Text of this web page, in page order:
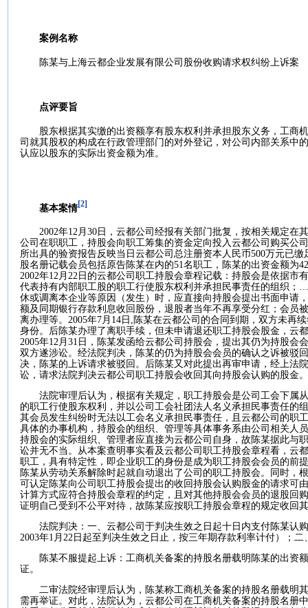
案例名称
陈某与上海云都企业发展有限公司股份收购请求权纠纷上诉案
点评要旨
股东根据其实缴的出资额享有股东权利并承担股东义务，工商
司就其股权的构成在行政管理部门的对外登记，对公司内部关系中
认应以股东的实际出资金额为准。
基本案情[2]
2002年12月 30 日 ，云都公司经报有关部门批复，按相关规定在
公司在职职工，持股会向职工筹集的资金定向投入云都公司购买公
所出具的验资报告反映当日云都公司总注册资本人民币500万元已缴
股名册记载会员包括原告陈某在内的51名职工，陈某的出资金额为
2002年12月 22 日 的云都公司职工持股会章程记载：持股会是依据市
代表持有内部职工股的职工行使股东权利并承担民事责任的组织
休或调离本企业等原因（发生）时，应直接向持股会提出书面申请
额及同期银行存款利息收回股份，退股者当年不再享受分红；会员
离办理等。 2005年7月 14 日 , 陈某在云都公司的合同到期，双方未再
身份。后陈某办理了离职手续，但未申请退还职工持股会股金，云
2005年12月 31 日 ，陈某发函给云都公司持股会，提出其仍为持股会
双方遂涉讼。经法院判决，陈某的仍为持股会会员的确认之诉被驳
决，陈某的上诉请求被驳回。后陈某又对此提出再审申请，经上法
讼，请求法院判决云都公司职工持股会收回其向持股会认购的股金。
法院审理后认为，根据有关规定，职工持股会是公司工会下属
的职工行使股东权利，并以公司工会社团法人名义承担民事责任的
其会员发生纠纷时无法以工会名义承担民事责任，且云都公司的职
具体的办事机构，持股会的组织、管理等具体事务系由公司相关人
持股会的实际组织、管理者应直接为云都公司自身，故陈某据此与
讼并无不当。从本案查明事实看及云都公司职工持股会章程看，云
职工，具有特定性，即企业职工的身份是成为职工持股会会员的前
陈某从劳动关系解除时起就自动退出了公司的职工持股会。同时，
可认定陈某向公司职工持股会提出的收回持股会认购股金的请求可
计算方式应符合持股会章程的约定，且对其他持股会会员的退股回
证明自己受到不公平对待，故陈某应按职工持股会章程的规定收回
法院判决：一、云都公司于判决生效之日起十日内支付陈某认
2003年1 月 22 日起至判决生效之日止，按三年期存款利率计付）；
陈某不服提起上诉：工商机关备案的持股名册载明陈某的出资
证。
二审法院经审理后认为，陈某称工商机关备案的持股名册载明
需再举证。对此，法院认为，云都公司在工商机关备案的持股名册